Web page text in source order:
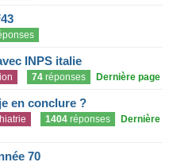
INPS italie
74 réponses Dernière page
en conclure ?
1404 réponses
Dernière
70